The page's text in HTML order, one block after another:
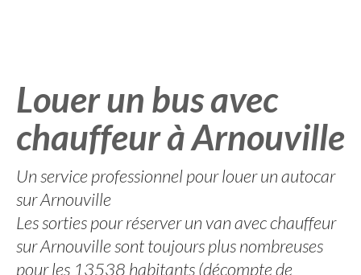
Louer un bus avec
chauffeur à Arnouville
Un service professionnel pour louer un autocar
sur Arnouville
Les sorties pour réserver un van avec chauffeur
sur Arnouville sont toujours plus nombreuses
pour les 13538 habitants (décompte de